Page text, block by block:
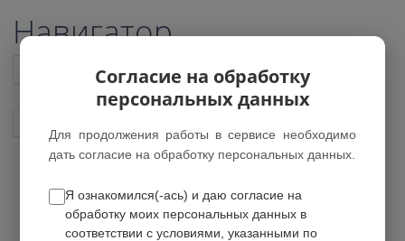
Навигатор
Список всех программ
"Театр моды"
Согласие на обработку
персональных данных
Для продолжения работы в сервисе необходимо
дать согласие на обработку персональных данных.
Я ознакомился(-ась) и даю согласие на
обработку моих персональных данных в
соответствии с условиями, указанными по